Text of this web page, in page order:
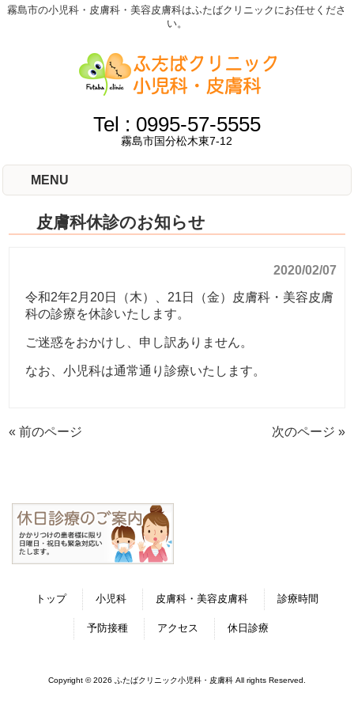
霧島市の小児科・皮膚科・美容皮膚科はふたばクリニックにお任せくださ
い。
Tel : 0995-57-5555
霧島市国分松木東7-12
MENU
皮膚科休診のお知らせ
2020/02/07
令和2年2月20日（木）、21日（金）皮膚科・美容皮膚
科の診療を休診いたします。
ご迷惑をおかけし、申し訳ありません。
なお、小児科は通常通り診療いたします。
« 前のページ 次のページ »
トップ 小児科 皮膚科・美容皮膚科 診療時間
予防接種 アクセス 休日診療
Copyright © 2026 ふたばクリニック小児科・皮膚科 All rights Reserved.